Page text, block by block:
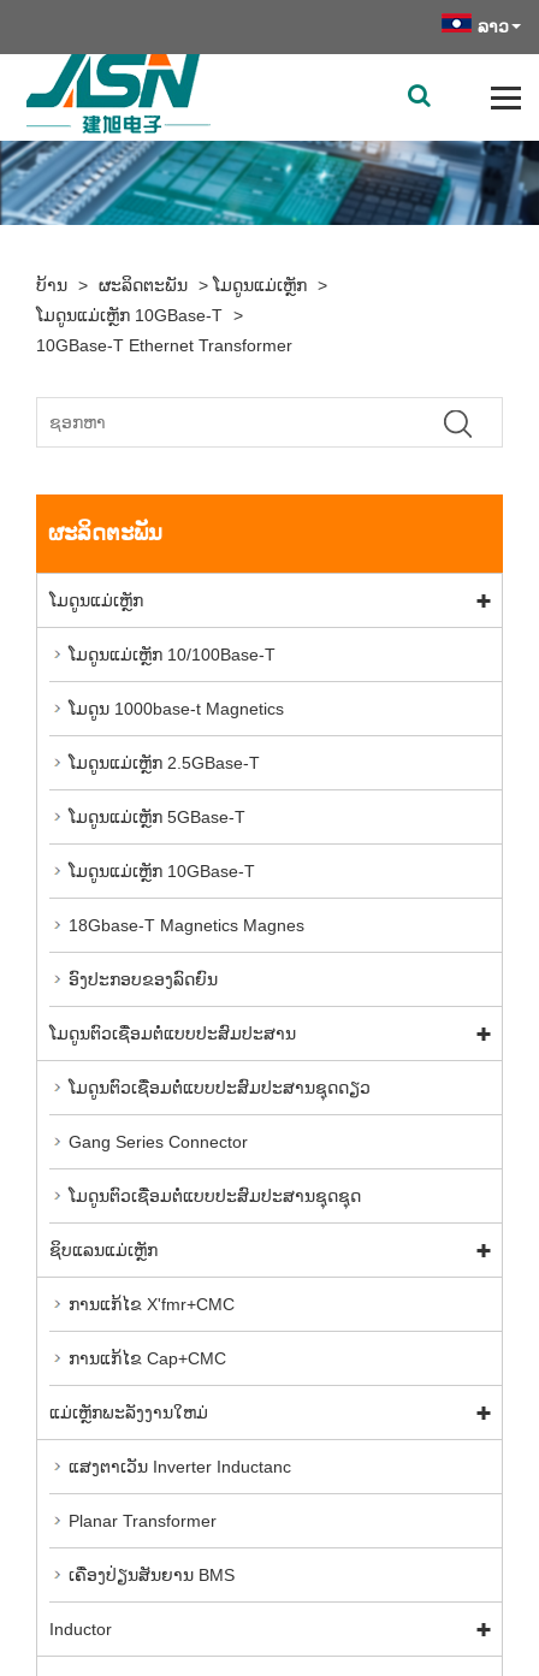
ລາວ
ບ້ານ > ຜະລິດຕະພັນ > ໂມດູນແມ່ເຫຼັກ >
ໂມດູນແມ່ເຫຼັກ 10GBase-T >
10GBase-T Ethernet Transformer
ຜະລິດຕະພັນ
ໂມດູນແມ່ເຫຼັກ
ໂມດູນແມ່ເຫຼັກ 10/100Base-T
ໂມດູນ 1000base-t Magnetics
ໂມດູນແມ່ເຫຼັກ 2.5GBase-T
ໂມດູນແມ່ເຫຼັກ 5GBase-T
ໂມດູນແມ່ເຫຼັກ 10GBase-T
18Gbase-T Magnetics Magnes
ອົງປະກອບຂອງລົດຍົນ
ໂມດູນຕົວເຊື່ອມຕໍ່ແບບປະສົມປະສານ
ໂມດູນຕົວເຊື່ອມຕໍ່ແບບປະສົມປະສານຊຸດດຽວ
Gang Series Connector
ໂມດູນຕົວເຊື່ອມຕໍ່ແບບປະສົມປະສານຊຸດຊຸດ
ຊິບແລນແມ່ເຫຼັກ
ການແກ້ໄຂ X'fmr+CMC
ການແກ້ໄຂ Cap+CMC
ແມ່ເຫຼັກພະລັງງານໃຫມ່
ແສງຕາເວັນ Inverter Inductanc
Planar Transformer
ເຄື່ອງປ່ຽນສັນຍານ BMS
Inductor